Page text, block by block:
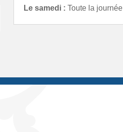
Le samedi : Toute la journée